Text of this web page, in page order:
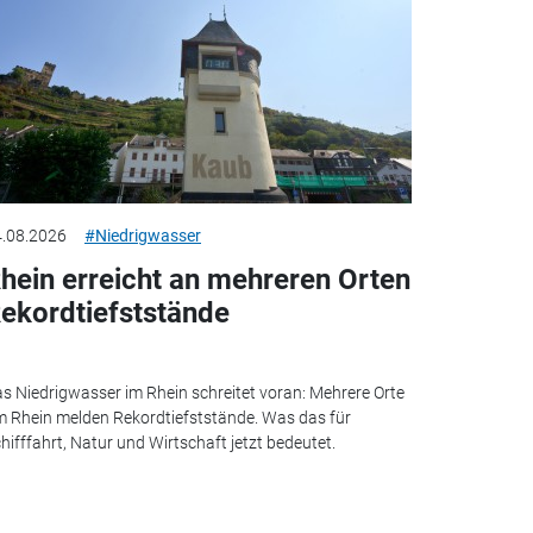
#Niedrigwasser
erreicht an mehreren Orten
Niedrigwasser im Rhein schreitet voran: Mehrere Orte
Rhein melden Rekordtiefststände. Was das für
Natur und Wirtschaft jetzt bedeutet.